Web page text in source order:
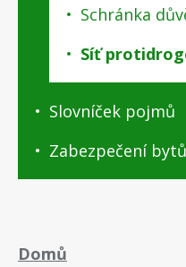
Schránka
Síť
Slovníček pojmů
Zabezpečení
Drobečková
Domů